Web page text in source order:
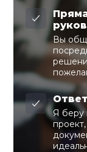
Вы
Я беру